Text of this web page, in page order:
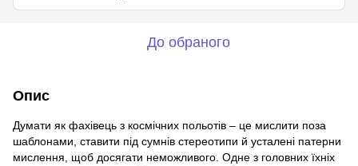
До обраного
Опис
Думати як фахівець з космічних польотів – це мислити поза
шаблонами, ставити під сумнів стереотипи й усталені патерни
мислення, щоб досягати неможливого. Одне з головних їхніх